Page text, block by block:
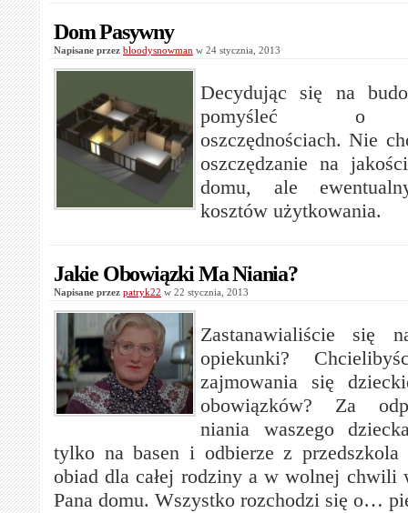
Dom Pasywny
Napisane przez bloodysnowman w 24 stycznia, 2013
Decydując się na
pomyśleć o
oszczędnościach. Nie
oszczędzanie na
domu, ale
kosztów użytkowania.
Jakie Obowiązki Ma Niania?
Napisane przez patryk22 w 22 stycznia, 2013
Zastanawialiście się
opiekunki?
zajmowania się
obowiązków? Za
niania waszego
tylko na basen i odbierze z przedszkola
obiad dla całej rodziny a w wolnej chwili
Pana domu. Wszystko rozchodzi się o…